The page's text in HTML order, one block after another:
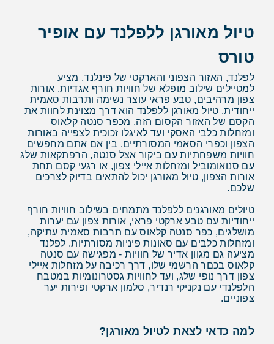
טיול מאורגן ללפלנד עם אופיר
טורס
לפלנד, האזור הצפוני והארקטי של פינלנד, מציע
למטיילים שילוב מופלא של חוויות חורף אגדיות, אורות
צפון מרהיבים, טבע פראי עוצר נשימה ותרבות סאמית
ייחודית. טיול מאורגן ללפלנד הוא דרך מצוינת לחוות את
הקסם של האזור הקסום הזה, מכפר סנטה קלאוס
ומזחלות כלבי האסקי ועד לאיגלו זכוכית לצפייה באורות
הצפון וכפרי הסאמי המסורתיים. בין אם אתם מחפשים
חוויות משפחתיות עם ביקור אצל סנטה, הרפתקאות שלג
עם סנואומוביל ומזחלות איילי צפון, או רגעי קסם תחת
אורות הצפון, טיול מאורגן יכול להתאים בדיוק לצרכים
שלכם.
טיולים מאורגנים ללפלנד מתמחים בשילוב חוויות חורף
ייחודיות עם טבע ארקטי פראי, אורות צפון עם יערות
מושלגים, כפר סנטה קלאוס עם תרבות סאמית עתיקה,
ומזחלות כלבים עם סאונות פיניות מסורתיות. לפלנד
מציעה גם מגוון אדיר של חוויות - מפגישה עם סנטה
קלאוס בכםר הרשמי שלו, דרך רכיבה על מזחלות איילי
צפון דרך נופי שלג, ועד לחוויות גסטרונומיות במטבח
הלפלנדי עם נקניקי רנדיר, סלמון ארקטי ופירות יער
צפוניים.
למה כדאי לצאת לטיול מאורגן?